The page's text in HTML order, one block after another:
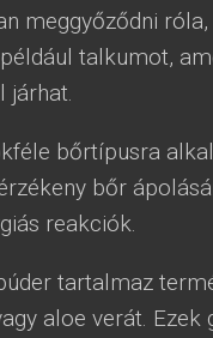
meggyőződni
talkumot,
bőrtípusra
bőr
reakciók.
tartalmaz
aloe verát. Ezek